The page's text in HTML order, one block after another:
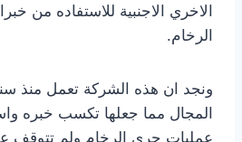
الاخري الاجنبية للاستفاده من
الرخام.
ونجد ان هذه الشركة تعمل منذ
المجال مما جعلها تكسب خبره
عمليات جري الرخام ولم تتوقف